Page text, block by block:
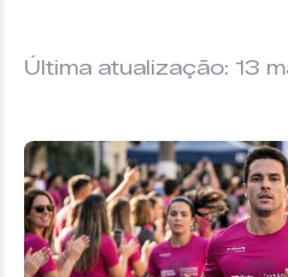
Última atualização: 13